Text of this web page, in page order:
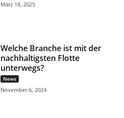
März 18, 2025
Welche Branche ist mit der
nachhaltigsten Flotte
unterwegs?
News
November 6, 2024